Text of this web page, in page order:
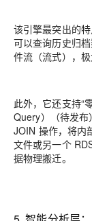
该引擎最突出的
可以查询历史归
件流（流式），极
此外，它还支持“
Query）（待发
JOIN 操作，将内
文件或另一个
据物理搬迁。